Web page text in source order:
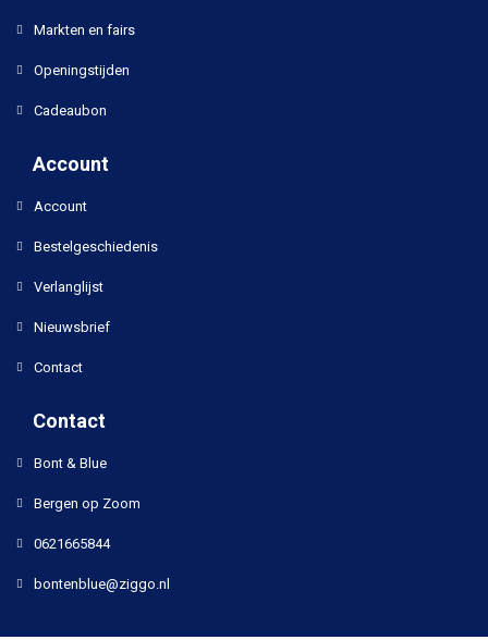
Markten en fairs
Openingstijden
Cadeaubon
Account
Account
Bestelgeschiedenis
Verlanglijst
Nieuwsbrief
Contact
Contact
Bont & Blue
Bergen op Zoom
0621665844
bontenblue@ziggo.nl